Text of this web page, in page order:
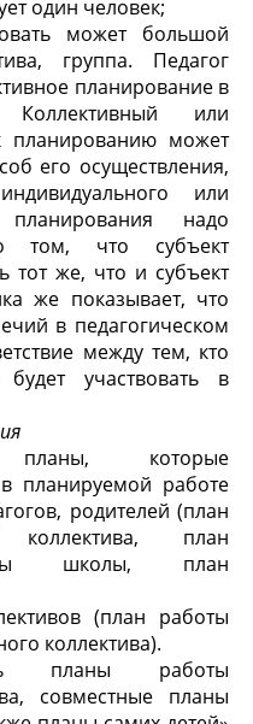
один человек;
может большой
группа. Педагог
планирование в
Коллективный или
планированию может
его осуществления,
или
планирования надо
том, что субъект
тот же, что и субъект
же показывает, что
в педагогическом
между тем, кто
участвовать в
планы, которые
планируемой работе
родителей (план
коллектива, план
школы, план
(план работы
коллектива).
планы работы
совместные планы